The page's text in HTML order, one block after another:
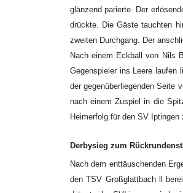
glänzend parierte. Der
drückte. Die Gäste tauchten
zweiten Durchgang. Der
Nach einem Eckball von Nils
Gegenspieler ins Leere laufen
der gegenüberliegenden Seite
nach einem Zuspiel in die
Heimerfolg für den SV Iptingen
Derbysieg zum
Nach dem enttäuschenden
den TSV Großglattbach ll